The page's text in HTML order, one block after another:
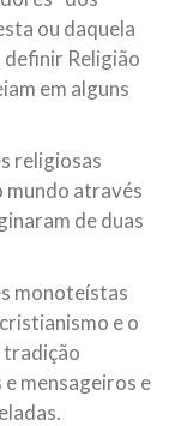
ou daquela
Religião
em alguns
religiosas
mundo através
de duas
monoteístas
e o
tradição
mensageiros e